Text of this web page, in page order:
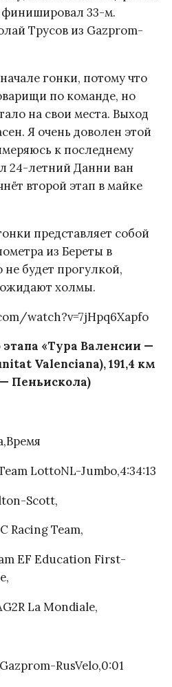
33-м.
Трусов из Gazprom-
гонки, потому что
по команде, но
на свои места. Выход
Я очень доволен этой
к последнему
24-летний Данни ван
второй этап в майке
представляет собой
из Береты в
будет прогулкой,
холмы.
watch?v=7jHpq6Xapfo
«Тура Валенсии —
Valenciana), 191,4 км
Пеньискола)
LottoNL-Jumbo,4:34:13
Scott,
Racing Team,
EF Education First-
La Mondiale,
RusVelo,0:01